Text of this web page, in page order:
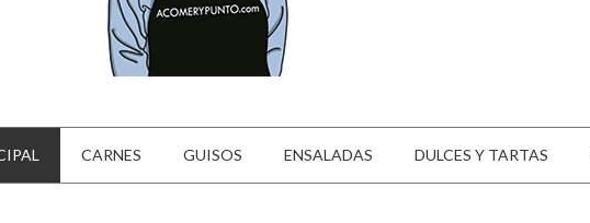
CARNES GUISOS ENSALADAS DULCES Y TARTAS